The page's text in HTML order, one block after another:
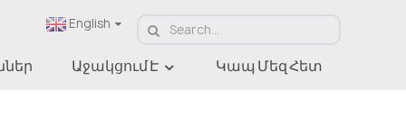
English
Աջակցում Է Կապ Մեզ Հետ